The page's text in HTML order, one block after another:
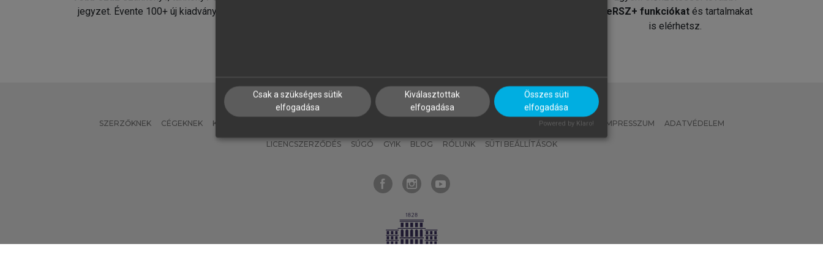
jegyzet. Évente 100+ új kiadvány.
MeRSZ+ funkciókat és tartalmakat
is elérhetsz.
SZERZŐKNEK CÉGEKNEK KÖNYVTÁROSOKNAK MI – ÁLTALÁNOS IRÁNYELVEK IMPRESSZUM ADATVÉDELEM
LICENCSZERZŐDÉS SÚGÓ GYIK BLOG RÓLUNK SÜTI BEÁLLÍTÁSOK
Csak a szükséges sütik
elfogadása
Kiválasztottak
elfogadása
Összes süti
elfogadása
Powered by Klaro!